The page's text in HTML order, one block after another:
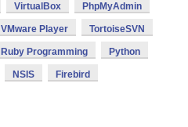
VirtualBox PhpMyAdmin
VMware Player TortoiseSVN
Ruby Programming Python
NSIS Firebird